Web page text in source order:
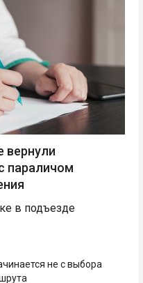
вернули
параличом
в подъезде
не с выбора